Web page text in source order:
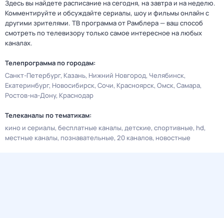
Здесь вы найдете расписание на сегодня, на завтра и на неделю.
Комментируйте и обсуждайте сериалы, шоу и фильмы онлайн с
другими зрителями. ТВ программа от Рамблера — ваш способ
смотреть по телевизору только самое интересное на любых
каналах.
Телепрограмма по городам:
Санкт-Петербург Казань Нижний Новгород Челябинск
Екатеринбург Новосибирск Сочи Красноярск Омск Самара
Ростов-на-Дону Краснодар
Телеканалы по тематикам:
кино и сериалы бесплатные каналы детские спортивные hd
местные каналы познавательные 20 каналов новостные